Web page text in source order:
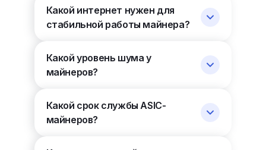
Какой интернет нужен для
стабильной работы майнера?
Какой уровень шума у
майнеров?
Какой срок службы ASIC-
майнеров?